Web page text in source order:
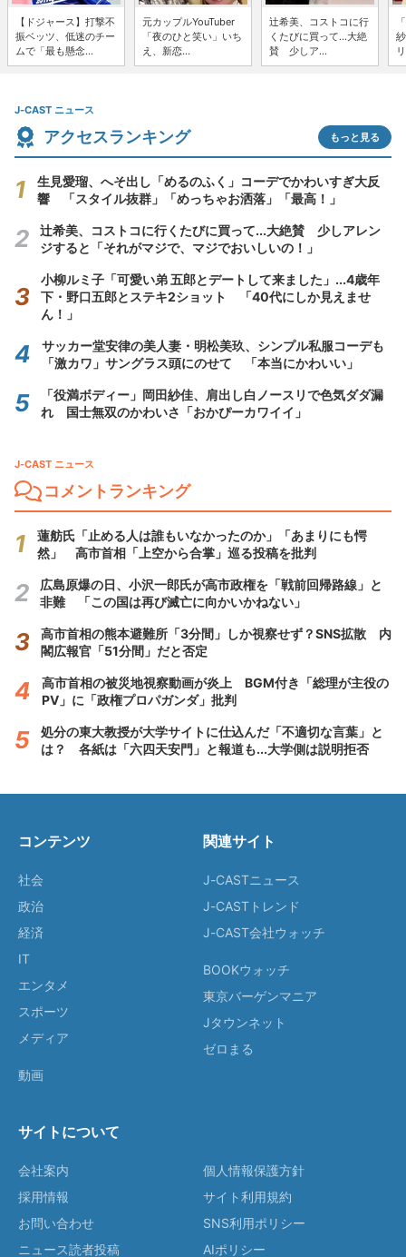
【ドジャース】打撃不
振ベッツ、低迷のチー
ムで「最も懸念...
元カップルYouTuber
「夜のひと笑い」いち
え、新恋...
辻希美、コストコに行
くたびに買って...大絶
賛 少しア...
J-CAST ニュース
アクセスランキング もっと見る
生見愛瑠、へそ出し「めるのふく」コーデでかわいすぎ大反
響 「スタイル抜群」「めっちゃお洒落」「最高！」
辻希美、コストコに行くたびに買って...大絶賛 少しアレン
ジすると「それがマジで、マジでおいしいの！」
小柳ルミ子「可愛い弟 五郎とデートして来ました」...4歳年
下・野口五郎とステキ2ショット 「40代にしか見えませ
ん！」
サッカー堂安律の美人妻・明松美玖、シンプル私服コーデも
「激カワ」サングラス頭にのせて 「本当にかわいい」
「役満ボディー」岡田紗佳、肩出し白ノースリで色気ダダ漏
れ 国士無双のかわいさ「おかぴーカワイイ」
J-CAST ニュース
コメントランキング
蓮舫氏「止める人は誰もいなかったのか」「あまりにも愕
然」 高市首相「上空から合掌」巡る投稿を批判
広島原爆の日、小沢一郎氏が高市政権を「戦前回帰路線」と
非難 「この国は再び滅亡に向かいかねない」
高市首相の熊本避難所「3分間」しか視察せず？SNS拡散 内
閣広報官「51分間」だと否定
高市首相の被災地視察動画が炎上 BGM付き「総理が主役の
PV」に「政権プロパガンダ」批判
処分の東大教授が大学サイトに仕込んだ「不適切な言葉」と
は？ 各紙は「六四天安門」と報道も...大学側は説明拒否
コンテンツ
社会
政治
経済
IT
エンタメ
スポーツ
メディア
動画
関連サイト
J-CASTニュース
J-CASTトレンド
J-CAST会社ウォッチ
BOOKウォッチ
東京バーゲンマニア
Jタウンネット
ゼロまる
サイトについて
会社案内
採用情報
お問い合わせ
ニュース読者投稿
個人情報保護方針
サイト利用規約
SNS利用ポリシー
AIポリシー